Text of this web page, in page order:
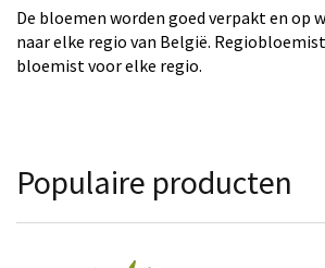
De bloemen worden goed verpakt en op
naar elke regio van België.
bloemist voor elke regio.
Populaire producten